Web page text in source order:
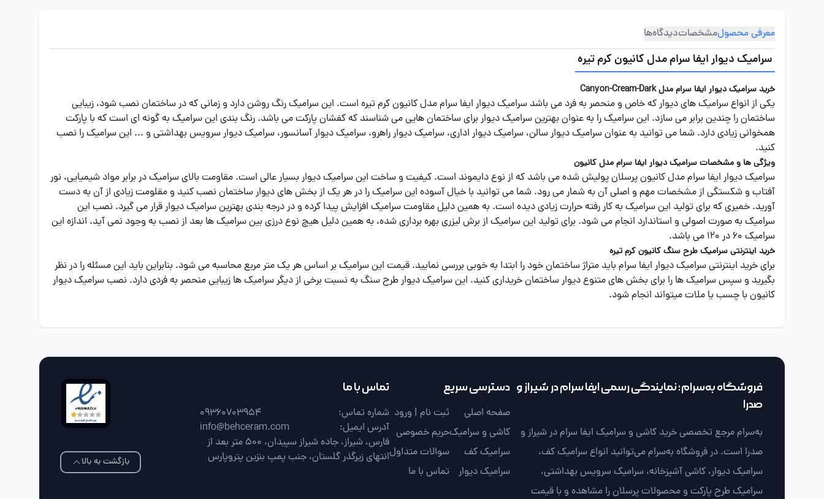
معرفی محصولمشخصاتدیدگاه‌ها
سرامیک دیوار ایفا سرام مدل کانیون کرم تیره
خرید سرامیک دیوار ایفا سرام مدل Canyon-Cream-Dark
یکی از انواع سرامیک های دیوار که خاص و منحصر به فرد می باشد سرامیک دیوار ایفا سرام مدل کانیون کرم تیره است. این سرامیک رنگ روشن دارد و زمانی که در ساختمان نصب شود، زیبایی
ساختمان را چندین برابر می سازد. این سرامیک را به عنوان بهترین سرامیک دیوار برای ساختمان هایی می شناسند که کفشان پارکت می باشد. رنگ بندی این سرامیک به گونه ای است که با پارکت
همخوانی زیادی دارد. شما می توانید به عنوان سرامیک دیوار سالن، سرامیک دیوار اداری، سرامیک دیوار راهرو، سرامیک دیوار آسانسور، سرامیک دیوار سرویس بهداشتی و ... این سرامیک را نصب
کنید.
ویژگی ها و مشخصات سرامیک دیوار ایفا سرام مدل کانیون
سرامیک دیوار ایفا سرام مدل کانیون پرسلان پولیش شده می باشد که از نوع دایموند است. کیفیت و ساخت این سرامیک دیوار بسیار عالی است. مقاومت بالای سرامیک در برابر مواد شیمیایی، نور
آفتاب و شکستگی از مشخصات مهم و اصلی آن به شمار می رود. شما می توانید با خیال آسوده این سرامیک را در هر یک از بخش های دیوار ساختمان نصب کنید و مقلومت زیادی از آن به دست
آورید. خمیری که برای تولید این سرامیک به کار رفته حرارت زیادی دیده است. به همین دلیل مقاومت سرامیک افزایش پیدا کرده و در درجه بندی بهترین سرامیک دیوار قرار می گیرد. نصب این
سرامیک به صورت اصولی و استاندارد انجام می شود. برای تولید این سرامیک از برش لیزری بهره برداری شده، به همین دلیل هیچ نوع درزی بین سرامیک ها بعد از نصب به وجود نمی آید. اندازه این
سرامیک 60 در 120 می باشد.
خرید اینترنتی سرامیک طرح سنگ کانیون کرم تیره
برای خرید اینترنتی سرامیک دیوار ایفا سرام باید متراژ ساختمان خود را ابتدا به خوبی بررسی نمایید. قیمت این سرامیک بر اساس هر یک متر مربع محاسبه می شود. بنابراین باید این مسئله را در نظر
بگیرید و سپس سرامیک ها را برای بخش های متنوع دیوار ساختمان خریداری کنید. این سرامیک دیوار طرح سنگ به نسبت برخی از دیگر سرامیک ها زیبایی منحصر به فردی دارد. نصب سرامیک دیوار
کانیون با چسب یا ملات میتواند انجام شود.
فروشگاه به‌سرام؛ نمایندگی رسمی ایفا سرام در شیراز و
صدرا
به‌سرام مرجع تخصصی خرید کاشی و سرامیک ایفا سرام در شیراز و
صدرا است. در فروشگاه به‌سرام می‌توانید انواع سرامیک کف،
سرامیک دیوار، کاشی آشپزخانه، سرامیک سرویس بهداشتی،
سرامیک طرح پارکت و محصولات پرسلان را مشاهده و با قیمت
دسترسی سریع
صفحه اصلی
کاشی و سرامیک
سرامیک کف
سرامیک دیوار
ثبت نام | ورود
حریم خصوصی
سوالات متداول
تماس با ما
تماس با ما
شماره تماس:
09360703954
آدرس ایمیل:
info@behceram.com
فارس، شیراز، جاده شیراز سپیدان، 500 متر بعد از
انتهای زیرگذر گلستان، جنب پمپ بنزین پتروپارس
بازگشت به بالا